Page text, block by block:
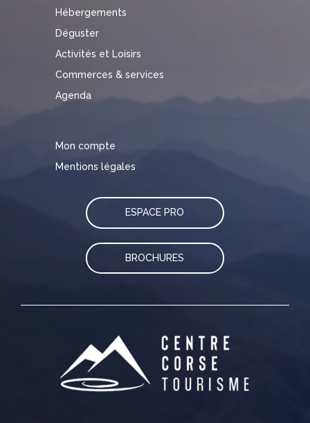
Hébergements
Déguster
Activités et Loisirs
Commerces & services
Agenda
Mon compte
Mentions légales
ESPACE PRO
BROCHURES